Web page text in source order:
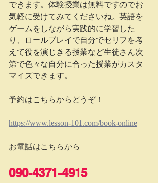
できます。体験授業は無料ですのでお
気軽に受けてみてくださいね。英語を
ゲームをしながら実践的に学習した
り、ロールプレイで自分でセリフを考
えて役を演じきる授業など生徒さん次
第で色々な自分に合った授業がカスタ
マイズできます。
予約はこちらからどうぞ！
https://www.lesson-101.com/book-online
お電話はこちらから
090-4371-4915